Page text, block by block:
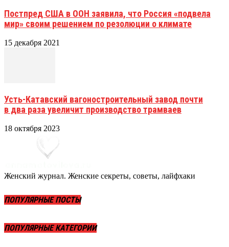
Постпред США в ООН заявила, что Россия «подвела
мир» своим решением по резолюции о климате
15 декабря 2021
Усть-Катавский вагоностроительный завод почти
в два раза увеличит производство трамваев
18 октября 2023
Женский журнал. Женские секреты, советы, лайфхаки
ПОПУЛЯРНЫЕ ПОСТЫ
ПОПУЛЯРНЫЕ КАТЕГОРИИ